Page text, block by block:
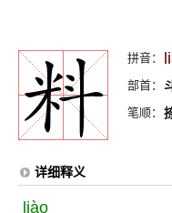
拼音：
部首：
笔顺：
详细释义
liào